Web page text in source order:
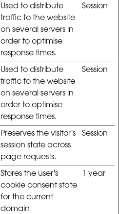
Used to distribute
traffic to the website
on several servers in
order to optimise
response times.
Session
Used to distribute
traffic to the website
on several servers in
order to optimise
response times.
Session
Preserves the visitor's
session state across
page requests.
Session
Stores the user's
cookie consent state
for the current
domain
1 year